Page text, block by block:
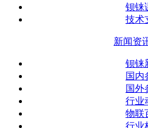
钡铼
技术
新闻资
钡铼
国内
国外
行业
物联
行业